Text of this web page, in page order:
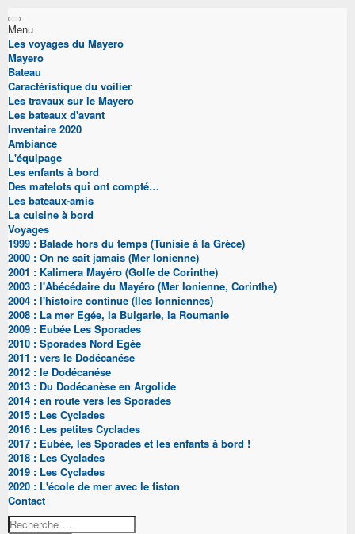
Menu
Les voyages du Mayero
Mayero
Bateau
Caractéristique du voilier
Les travaux sur le Mayero
Les bateaux d'avant
Inventaire 2020
Ambiance
L'équipage
Les enfants à bord
Des matelots qui ont compté…
Les bateaux-amis
La cuisine à bord
Voyages
1999 : Balade hors du temps (Tunisie à la Grèce)
2000 : On ne sait jamais (Mer Ionienne)
2001 : Kalimera Mayéro (Golfe de Corinthe)
2003 : l'Abécédaire du Mayéro (Mer Ionienne, Corinthe)
2004 : l'histoire continue (Iles Ionniennes)
2008 : La mer Egée, la Bulgarie, la Roumanie
2009 : Eubée Les Sporades
2010 : Sporades Nord Egée
2011 : vers le Dodécanése
2012 : le Dodécanése
2013 : Du Dodécanèse en Argolide
2014 : en route vers les Sporades
2015 : Les Cyclades
2016 : Les petites Cyclades
2017 : Eubée, les Sporades et les enfants à bord !
2018 : Les Cyclades
2019 : Les Cyclades
2020 : L'école de mer avec le fiston
Contact